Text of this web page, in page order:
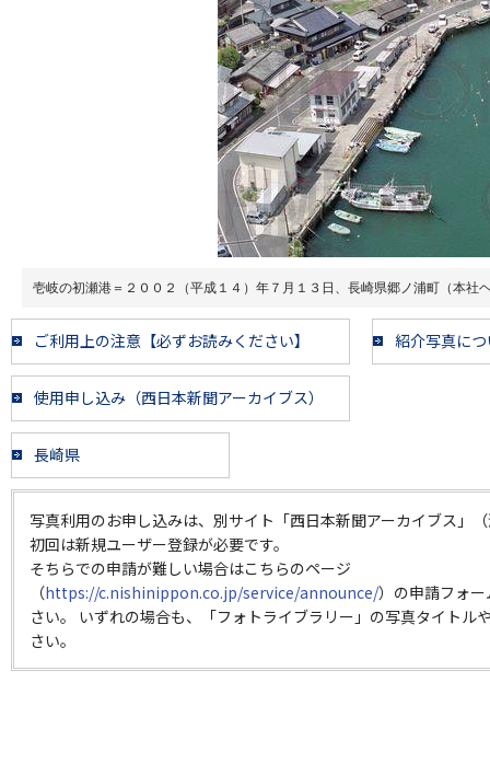
壱岐の初瀬港＝２００２（平成１４）年７月１３日、長崎県郷ノ浦町（本社
ご利用上の注意【必ずお読みください】 紹介写真に
使用申し込み（西日本新聞アーカイブス）
長崎県
写真利用のお申し込みは、別サイト「西日本新聞アーカイブス」
初回は新規ユーザー登録が必要です。
そちらでの申請が難しい場合はこちらのページ
（https://c.nishinippon.co.jp/service/announce/）の申請フォ
さい。 いずれの場合も、「フォトライブラリー」の写真タイトル
さい。